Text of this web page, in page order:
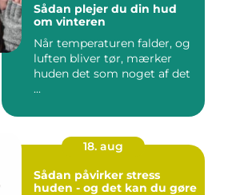
Sådan plejer du din hud
om vinteren
Når temperaturen falder, og
luften bliver tør, mærker
huden det som noget af det
...
18. aug
Sådan påvirker stress
huden - og det kan du gøre